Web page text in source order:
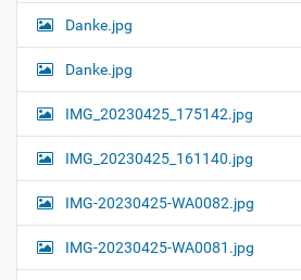
Danke.jpg
Danke.jpg
IMG_20230425_175142.jpg
IMG_20230425_161140.jpg
IMG-20230425-WA0082.jpg
IMG-20230425-WA0081.jpg